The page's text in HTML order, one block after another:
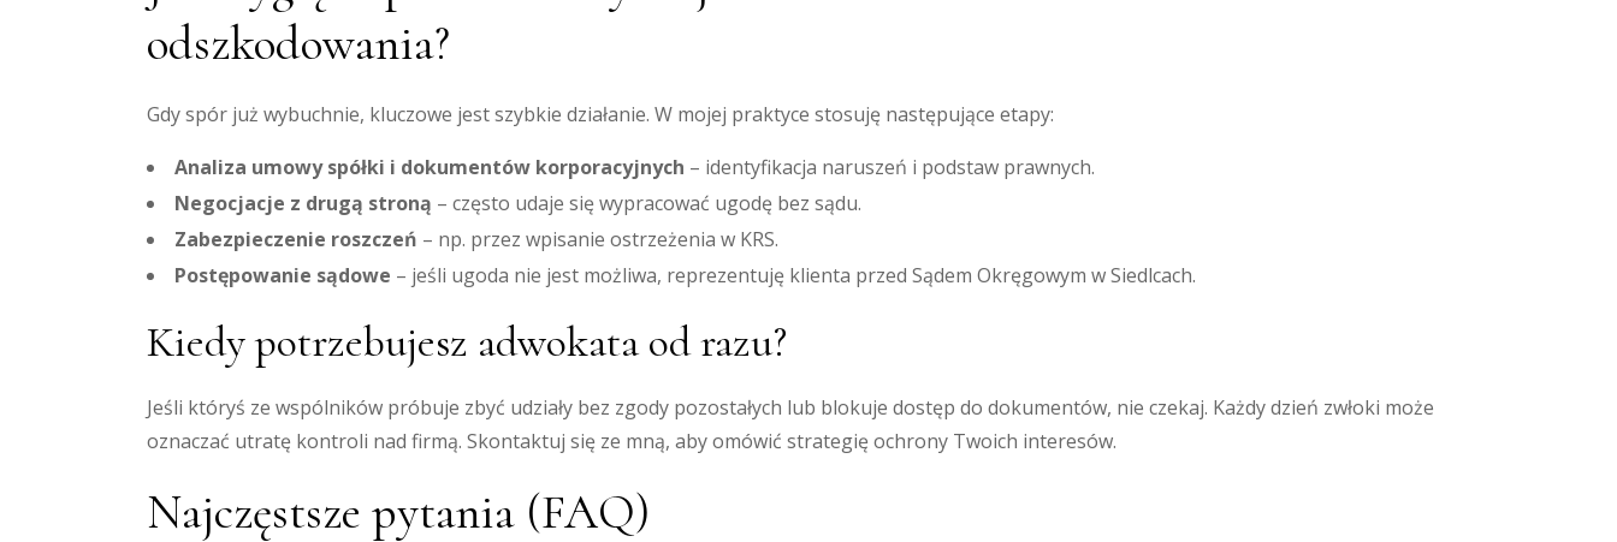
odszkodowania?
Gdy spór już wybuchnie, kluczowe jest szybkie działanie. W mojej praktyce stosuję następujące etapy:
Analiza umowy spółki i dokumentów korporacyjnych – identyfikacja naruszeń i podstaw prawnych.
Negocjacje z drugą stroną – często udaje się wypracować ugodę bez sądu.
Zabezpieczenie roszczeń – np. przez wpisanie ostrzeżenia w KRS.
Postępowanie sądowe – jeśli ugoda nie jest możliwa, reprezentuję klienta przed Sądem Okręgowym w Siedlcach.
Kiedy potrzebujesz adwokata od razu?
Jeśli któryś ze wspólników próbuje zbyć udziały bez zgody pozostałych lub blokuje dostęp do dokumentów, nie czekaj. Każdy dzień zwłoki może
oznaczać utratę kontroli nad firmą. Skontaktuj się ze mną, aby omówić strategię ochrony Twoich interesów.
Najczęstsze pytania (FAQ)